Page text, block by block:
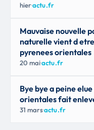
hier·actu.fr
Mauvaise nouvelle
naturelle vient d
pyrenees orientales
20 mai·actu.fr
Bye bye a peine
orientales fait
31 mars·actu.fr